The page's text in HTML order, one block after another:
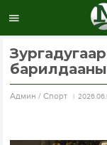
барилдааны
Aдмин / Спорт